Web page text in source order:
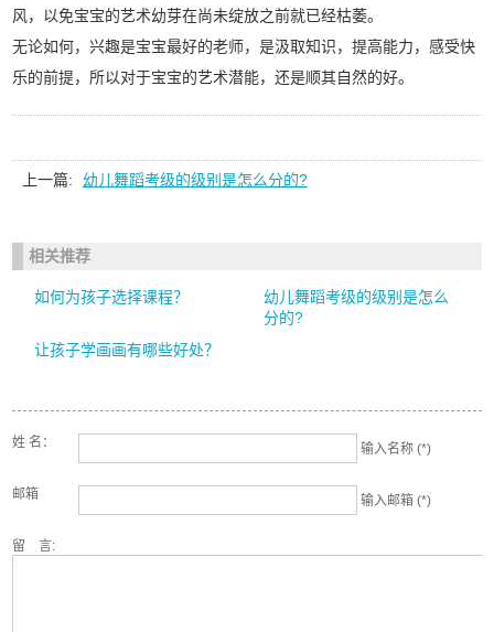
风，以免宝宝的艺术幼芽在尚未绽放之前就已经枯萎。
无论如何，兴趣是宝宝最好的老师，是汲取知识，提高能力，感受快
乐的前提，所以对于宝宝的艺术潜能，还是顺其自然的好。
上一篇: 幼儿舞蹈考级的级别是怎么分的?
相关推荐
如何为孩子选择课程？
幼儿舞蹈考级的级别是怎么
分的?
让孩子学画画有哪些好处？
姓 名： 输入名称 (*)
邮箱 输入邮箱 (*)
留 言: